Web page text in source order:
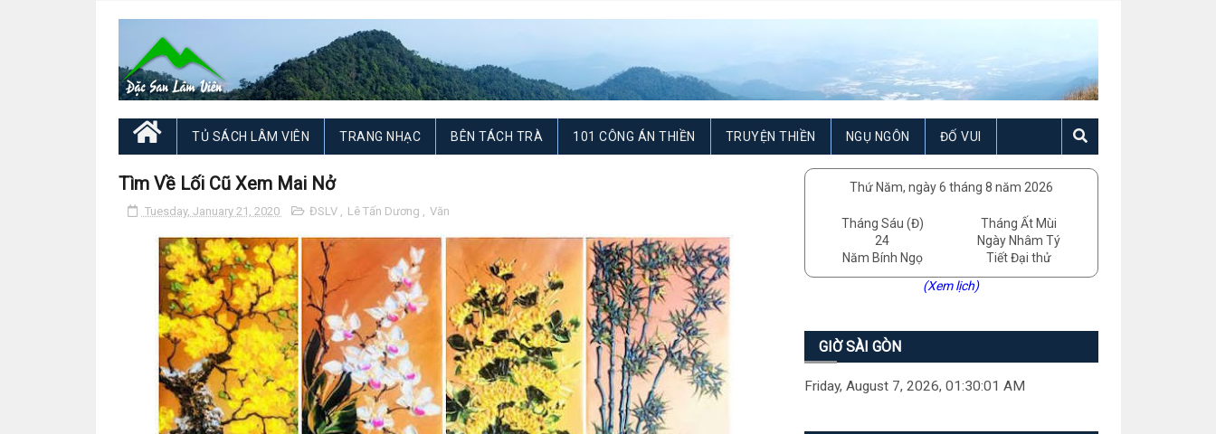
TỦ SÁCH LÂM VIÊN TRANG NHẠC BÊN TÁCH TRÀ 101 CÔNG ÁN THIỀN TRUYỆN THIỀN NGỤ NGÔN ĐỐ VUI
Tìm Về Lối Cũ Xem Mai Nở
Tuesday, January 21, 2020 ĐSLV , Lê Tấn Dương , Văn
Thứ Năm, ngày 6 tháng 8 năm 2026
Tháng Sáu (Đ)
24
Năm Bính Ngọ
Tháng Ất Mùi
Ngày Nhâm Tý
Tiết Đại thử
(Xem lịch)
GIỜ SÀI GÒN
Friday, August 7, 2026, 01:30:02 AM